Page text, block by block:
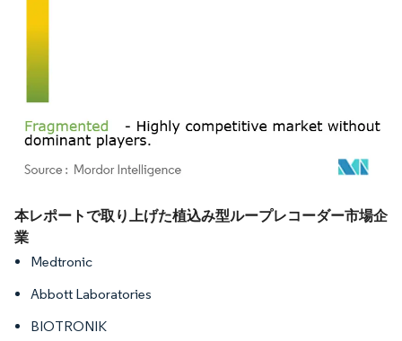
画像 © Mordor Intelligence。再利用にはCC BY 4.0の表示が必要です。
本レポートで取り上げた植込み型ループレコーダー市場企
業
Medtronic
Abbott Laboratories
BIOTRONIK